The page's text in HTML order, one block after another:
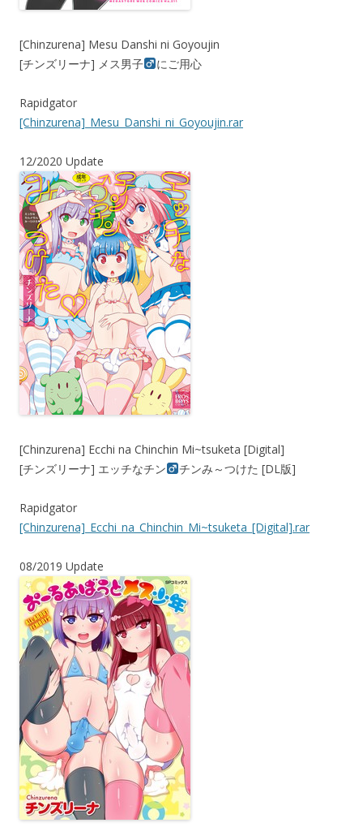
[Chinzurena] Mesu Danshi ni Goyoujin
[チンズリーナ] メス男子
にご用心
Rapidgator
[Chinzurena]_Mesu_Danshi_ni_Goyoujin.rar
12/2020 Update
[Chinzurena] Ecchi na Chinchin Mi~tsuketa [Digital]
[チンズリーナ] エッチなチン
チンみ～つけた [DL版]
Rapidgator
[Chinzurena]_Ecchi_na_Chinchin_Mi~tsuketa_[Digital].rar
08/2019 Update